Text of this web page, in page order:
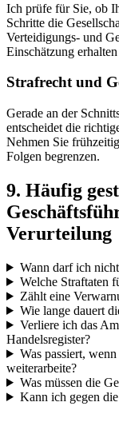
Ich prüfe für Sie, ob
Schritte die
Verteidigungs- und
Einschätzung
Strafrecht und
Gerade an der
entscheidet die
Nehmen Sie
Folgen begrenzen.
9. Häufig
Verurteilung
Wann darf ich
Welche Straftaten
Zählt eine
Wie lange dauert
Verliere ich das
Handelsregister?
Was passiert,
weiterarbeite?
Was müssen die
Kann ich gegen